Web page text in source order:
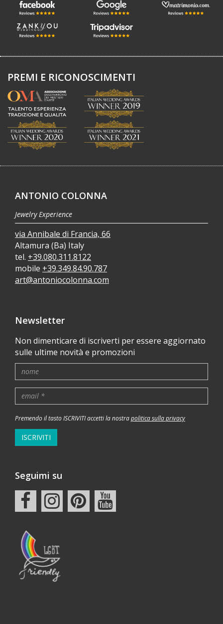
PREMI E RICONOSCIMENTI
ANTONIO COLONNA
Jewelry Experience
via Annibale di Francia, 66
Altamura (Ba) Italy
tel. +39.080.311.8122
mobile +39.349.84.90.787
art@antoniocolonna.com
Newsletter
Non dimenticare di iscriverti per essere aggiornato
sulle ultime novità e promozioni
Premendo il tasto ISCRIVITI accetti la nostrapolitica sulla privacy
ISCRIVITI
Seguimi su